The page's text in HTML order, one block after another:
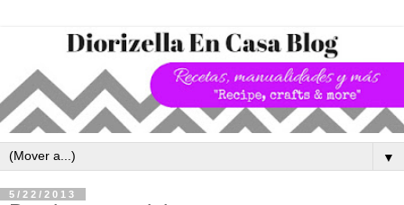
▼
5/22/2013